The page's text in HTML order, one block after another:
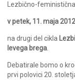
Lezbično-
v petek, 11. maja
na drugi del cikla
levega brega
Debatirale bomo o
prvi polovici 20.